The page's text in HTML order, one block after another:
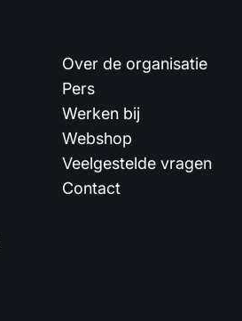
Over de organisatie
Pers
Werken bij
Webshop
Veelgestelde vragen
Contact